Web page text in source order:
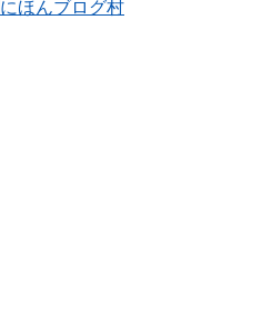
にほんブログ村